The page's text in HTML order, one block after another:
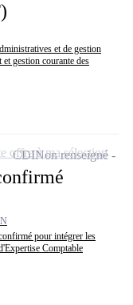
et de gestion
et gestion courante des
pour intégrer les
Comptable
CDINon renseigné
offre à ma sélection